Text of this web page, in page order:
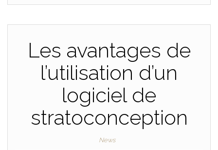
Les avantages de
l’utilisation d’un
logiciel de
stratoconception
News